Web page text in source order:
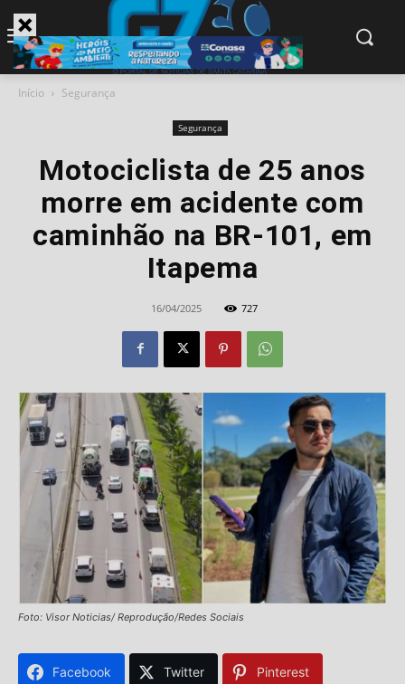
Início Segurança
Segurança
Motociclista de 25 anos
morre em acidente com
caminhão na BR-101, em
Itapema
16/04/2025 727
Foto: Visor Noticias/ Reprodução/Redes Sociais
Facebook Twitter Pinterest
modal-check